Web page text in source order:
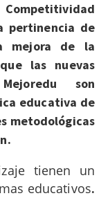
pertinencia de
mejora de la
las nuevas
son
educativa de
metodológicas
tienen un
educativos.